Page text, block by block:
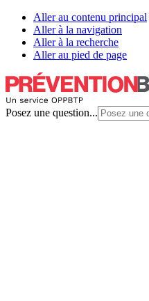
Aller au contenu principal
Aller à la navigation
Aller à la recherche
Aller au pied de page
Posez une question...